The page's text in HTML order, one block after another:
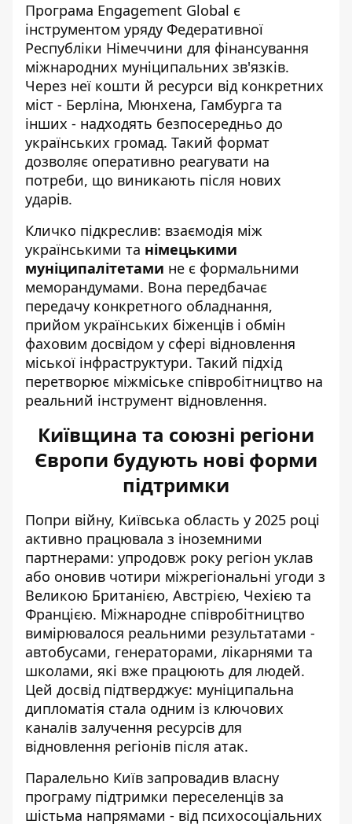
Програма Engagement Global є
інструментом уряду Федеративної
Республіки Німеччини для фінансування
міжнародних муніципальних зв'язків.
Через неї кошти й ресурси від конкретних
міст - Берліна, Мюнхена, Гамбурга та
інших - надходять безпосередньо до
українських громад. Такий формат
дозволяє оперативно реагувати на
потреби, що виникають після нових
ударів.
Кличко підкреслив: взаємодія між
українськими та німецькими
муніципалітетами не є формальними
меморандумами. Вона передбачає
передачу конкретного обладнання,
прийом українських біженців і обмін
фаховим досвідом у сфері відновлення
міської інфраструктури. Такий підхід
перетворює міжміське співробітництво на
реальний інструмент відновлення.
Київщина та союзні регіони
Європи будують нові форми
підтримки
Попри війну, Київська область у 2025 році
активно працювала з іноземними
партнерами: упродовж року регіон уклав
або оновив чотири міжрегіональні угоди з
Великою Британією, Австрією, Чехією та
Францією. Міжнародне співробітництво
вимірювалося реальними результатами -
автобусами, генераторами, лікарнями та
школами, які вже працюють для людей.
Цей досвід підтверджує: муніципальна
дипломатія стала одним із ключових
каналів залучення ресурсів для
відновлення регіонів після атак.
Паралельно Київ запровадив власну
програму підтримки переселенців за
шістьма напрямами - від психосоціальних